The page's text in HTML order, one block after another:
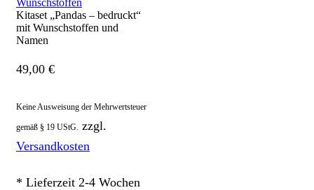
Kitaset „Pandas – bedruckt“
mit Wunschstoffen und
Namen
49,00 €
Keine Ausweisung der Mehrwertsteuer
gemäß § 19 UStG. zzgl.
Versandkosten
* Lieferzeit 2-4 Wochen